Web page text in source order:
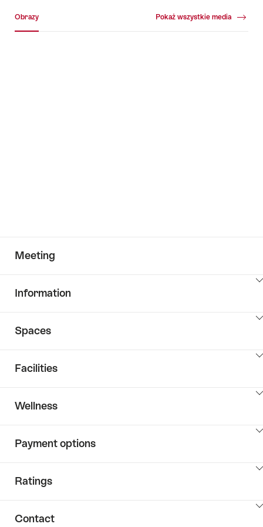
Obrazy Pokaż wszystkie media
Meeting
Information
Spaces
Facilities
Wellness
Payment options
Ratings
Contact